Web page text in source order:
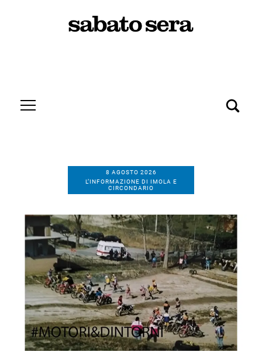
8 AGOSTO 2026
L’INFORMAZIONE DI IMOLA E
CIRCONDARIO